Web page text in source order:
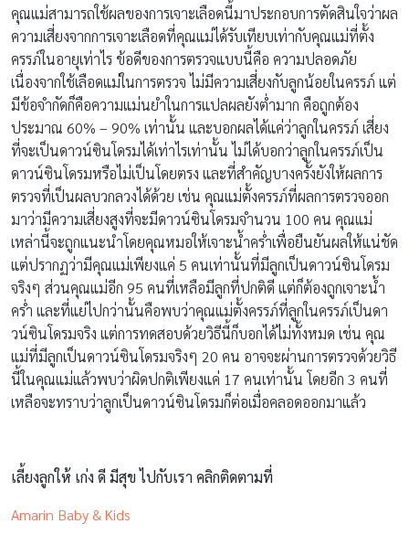
คุณแม่สามารถใช้ผลของการเจาะเลือดนี้มาประกอบการตัดสินใจว่าผล
ความเสี่ยงจากการเจาะเลือดที่คุณแม่ได้รับเทียบเท่ากับคุณแม่ที่ตั้ง
ครรภ์ในอายุเท่าไร ข้อดีของการตรวจแบบนี้คือ ความปลอดภัย
เนื่องจากใช้เลือดแม่ในการตรวจ ไม่มีความเสี่ยงกับลูกน้อยในครรภ์ แต่
มีข้อจำกัดก็คือความแม่นยำในการแปลผลยังต่ำมาก คือถูกต้อง
ประมาณ 60% – 90% เท่านั้น และบอกผลได้แค่ว่าลูกในครรภ์ เสี่ยง
ที่จะเป็นดาวน์ซินโดรมได้เท่าไรเท่านั้น ไม่ได้บอกว่าลูกในครรภ์เป็น
ดาวน์ซินโดรมหรือไม่เป็นโดยตรง และที่สำคัญบางครั้งยังให้ผลการ
ตรวจที่เป็นผลบวกลวงได้ด้วย เช่น คุณแม่ตั้งครรภ์ที่ผลการตรวจออก
มาว่ามีความเสี่ยงสูงที่จะมีดาวน์ซินโดรมจำนวน 100 คน คุณแม่
เหล่านี้จะถูกแนะนำโดยคุณหมอให้เจาะน้ำคร่ำเพื่อยืนยันผลให้แน่ชัด
แต่ปรากฏว่ามีคุณแม่เพียงแค่ 5 คนเท่านั้นที่มีลูกเป็นดาวน์ซินโดรม
จริงๆ ส่วนคุณแม่อีก 95 คนที่เหลือมีลูกที่ปกติดี แต่ก็ต้องถูกเจาะน้ำ
คร่ำ และที่แย่ไปกว่านั้นคือพบว่าคุณแม่ตั้งครรภ์ที่ลูกในครรภ์เป็นดา
วน์ซินโดรมจริง แต่การทดสอบด้วยวิธีนี้ก็บอกได้ไม่ทั้งหมด เช่น คุณ
แม่ที่มีลูกเป็นดาวน์ซินโดรมจริงๆ 20 คน อาจจะผ่านการตรวจด้วยวิธี
นี้ในคุณแม่แล้วพบว่าผิดปกติเพียงแค่ 17 คนเท่านั้น โดยอีก 3 คนที่
เหลือจะทราบว่าลูกเป็นดาวน์ซินโดรมก็ต่อเมื่อคลอดออกมาแล้ว
เลี้ยงลูกให้ เก่ง ดี มีสุข ไปกับเรา คลิกติดตามที่
Amarin Baby & Kids